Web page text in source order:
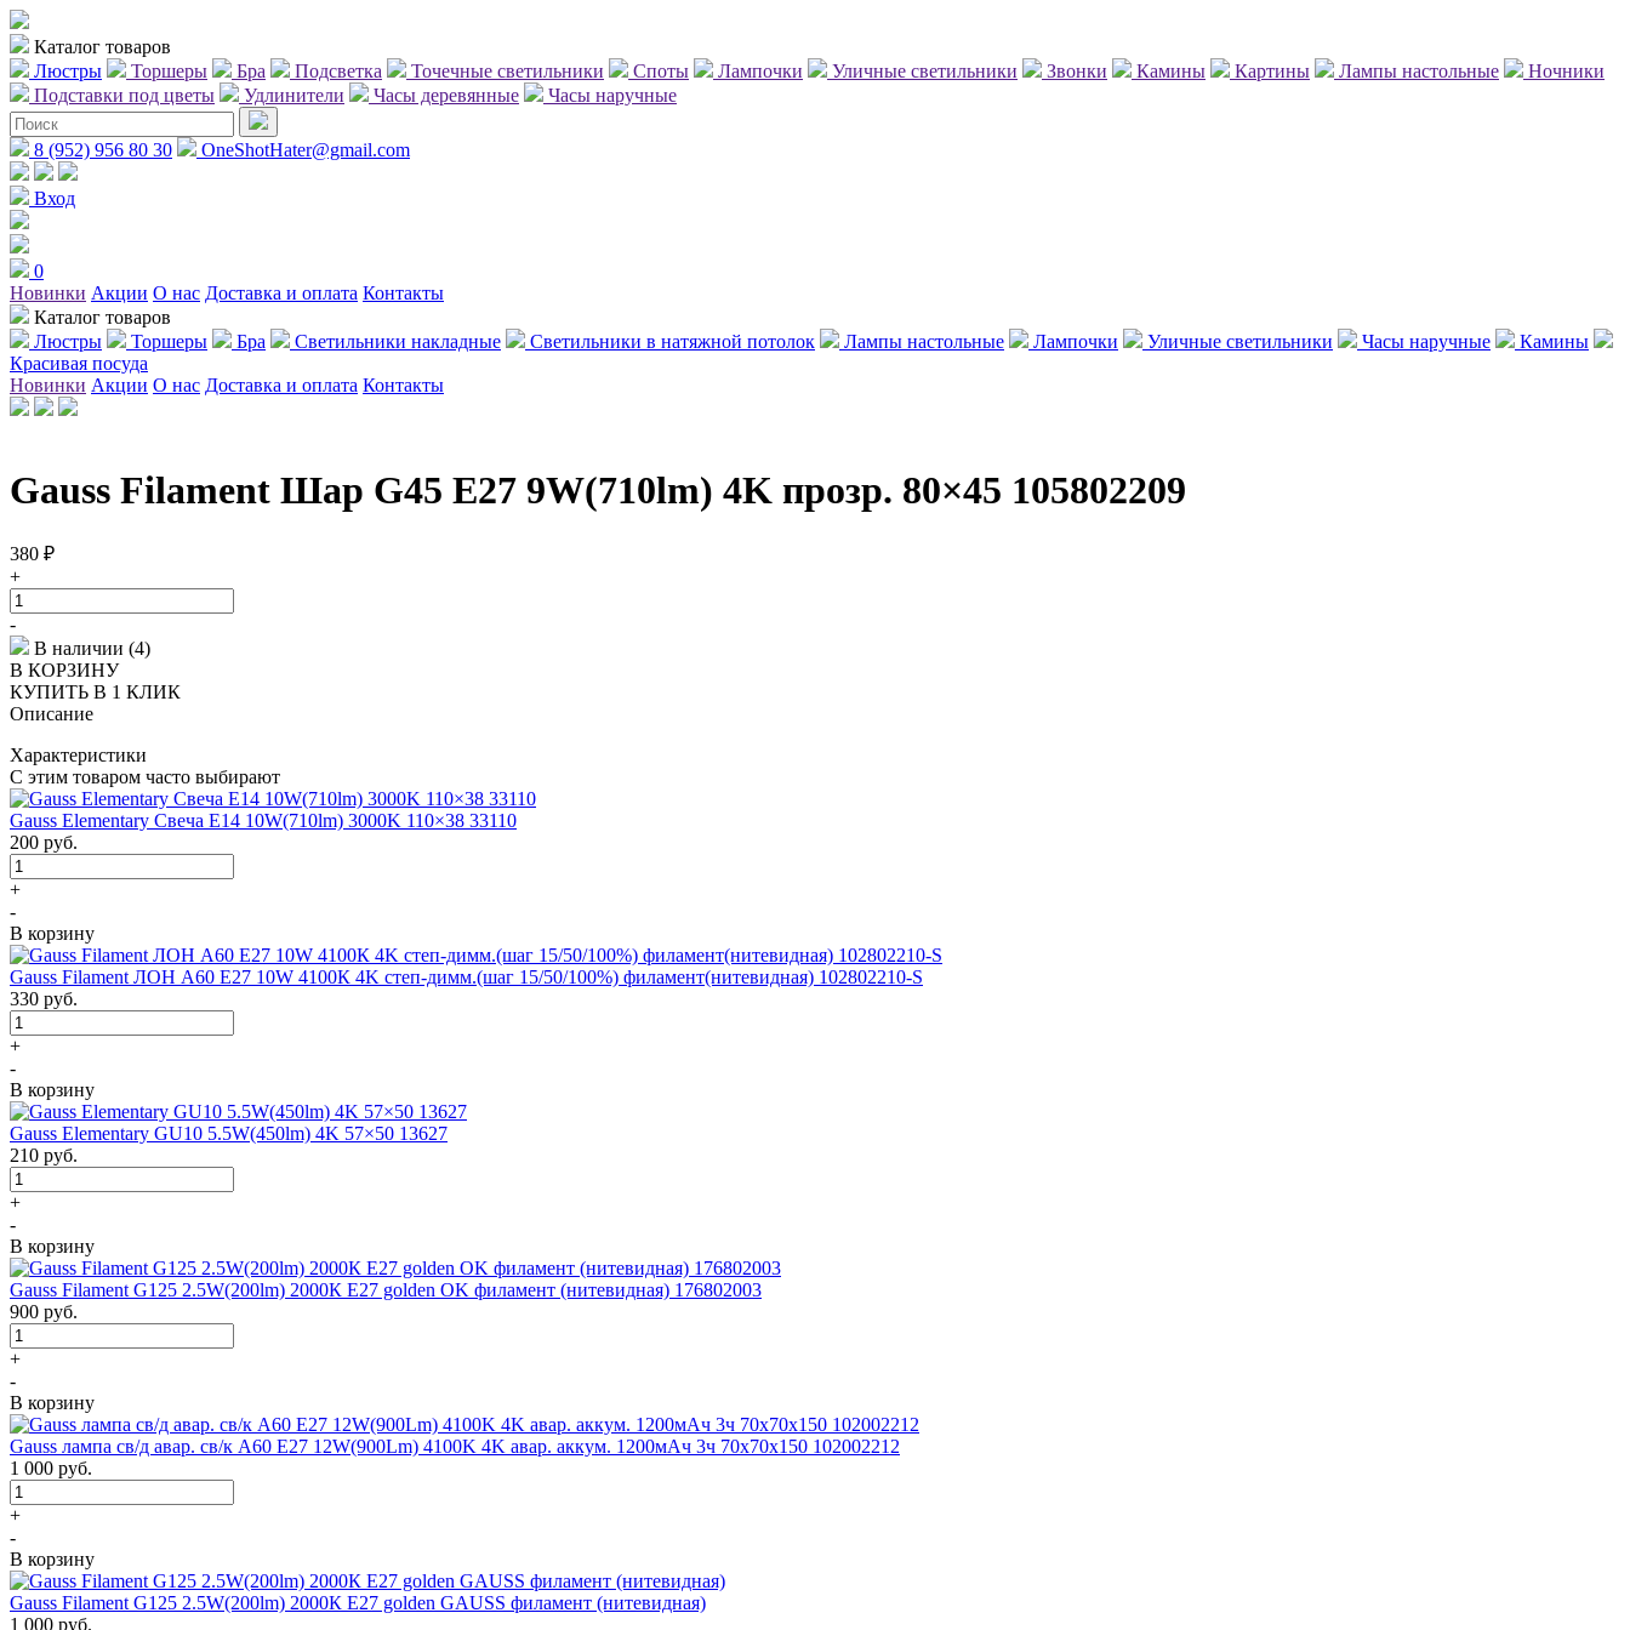
Каталог товаров
Люстры
Торшеры Бра Подсветка Точечные светильники Споты Лампочки Уличные светильники Звонки Камины Картины Лампы настольные
Ночники
Подставки под цветы
Удлинители Часы деревянные Часы наручные
8 (952) 956 80 30 OneShotHater@gmail.com
Вход
0
Новинки Акции О нас Доставка и оплата Контакты
Каталог товаров
Люстры
Торшеры Бра Светильники накладные Светильники в натяжной потолок Лампы настольные Лампочки Уличные светильники Часы наручные
Камины
Красивая посуда
Новинки Акции О нас Доставка и оплата Контакты
Gauss Filament Шар G45 E27 9W(710lm) 4K прозр. 80×45 105802209
380 ₽
+
-
В наличии (4)
В КОРЗИНУ
КУПИТЬ В 1 КЛИК
Описание
Характеристики
С этим товаром часто выбирают
Gauss Elementary Свеча E14 10W(710lm) 3000K 110×38 33110
200 руб.
+
-
В корзину
Gauss Filament ЛОН A60 E27 10W 4100К 4K степ-димм.(шаг 15/50/100%) филамент(нитевидная) 102802210-S
330 руб.
+
-
В корзину
Gauss Elementary GU10 5.5W(450lm) 4K 57×50 13627
210 руб.
+
-
В корзину
Gauss Filament G125 2.5W(200lm) 2000К Е27 golden OK филамент (нитевидная) 176802003
900 руб.
+
-
В корзину
Gauss лампа св/д авар. св/к A60 E27 12W(900Lm) 4100K 4K авар. аккум. 1200мАч 3ч 70x70x150 102002212
1 000 руб.
+
-
В корзину
Gauss Filament G125 2.5W(200lm) 2000К Е27 golden GAUSS филамент (нитевидная)
1 000 руб.